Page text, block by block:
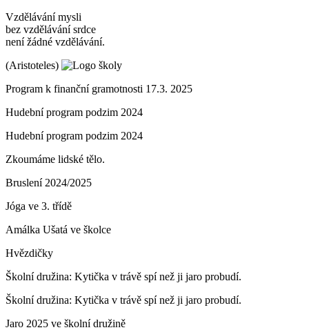
Vzdělávání mysli
bez vzdělávání srdce
není žádné vzdělávání.
(Aristoteles)
Program k finanční gramotnosti 17.3. 2025
Hudební program podzim 2024
Hudební program podzim 2024
Zkoumáme lidské tělo.
Bruslení 2024/2025
Jóga ve 3. třídě
Amálka Ušatá ve školce
Hvězdičky
Školní družina: Kytička v trávě spí než ji jaro probudí.
Školní družina: Kytička v trávě spí než ji jaro probudí.
Jaro 2025 ve školní družině